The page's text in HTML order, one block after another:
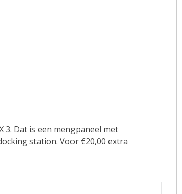
3. Dat is een mengpaneel met
station. Voor €20,00 extra